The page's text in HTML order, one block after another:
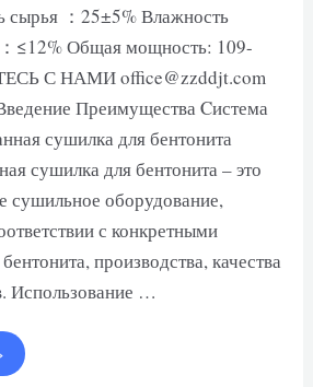
сырья ：25±5% Влажность
≤12% Общая мощность: 109-
С НАМИ office@zzddjt.com
Преимущества Cистема
сушилка для бентонита
сушилка для бентонита – это
сушильное оборудование,
с конкретными
производства, качества
Использование …